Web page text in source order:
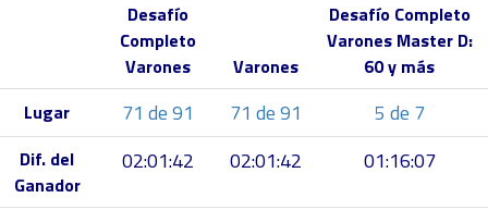
Desafío
Completo
Varones
Varones
Desafío Completo
Varones Master D:
60 y más
Lugar
71 de 91 71 de 91 5 de 7
Dif. del
Ganador
02:01:42 02:01:42 01:16:07